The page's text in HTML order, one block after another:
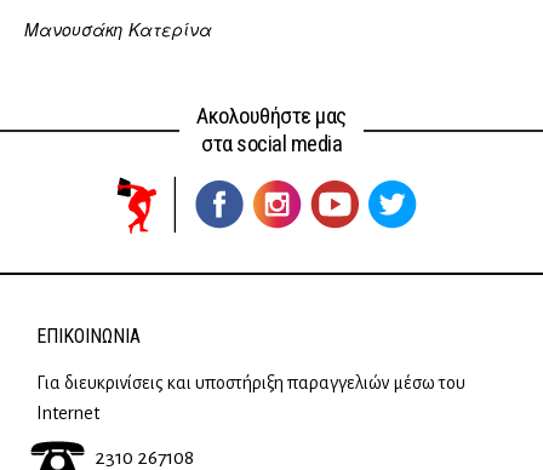
Μανουσάκη Κατερίνα
Ακολουθήστε μας
στα social media
ΕΠΙΚΟΙΝΩΝΊΑ
Για διευκρινίσεις και υποστήριξη παραγγελιών μέσω του
Internet
2310 267108